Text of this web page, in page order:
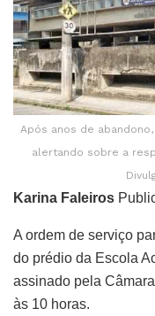
Após anos de
alertando sobre a
Karina Faleiros
A ordem de serviço
do prédio da Escola
assinado pela
às 10 horas.